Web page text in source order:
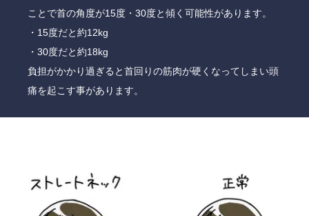
ことで首の角度が15度・30度と傾く可能性があります。
・15度だと約12kg
・30度だと約18kg
負担がかかり過ぎると首回りの筋肉が硬くなってしまい頭
痛を起こす事があります。